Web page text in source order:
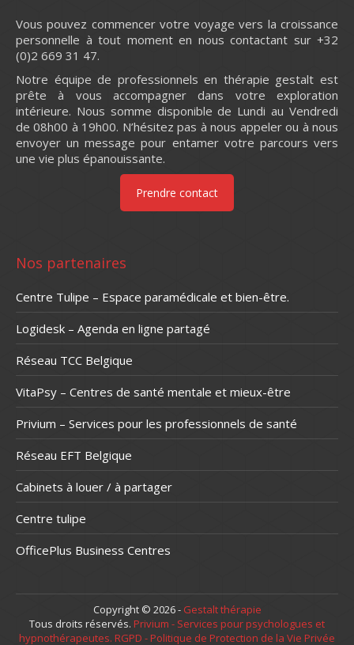
Vous pouvez commencer votre voyage vers la croissance
personnelle à tout moment en nous contactant sur +32
(0)2 669 31 47.
Notre équipe de professionnels en thérapie gestalt est
prête à vous accompagner dans votre exploration
intérieure. Nous somme disponible de Lundi au Vendredi
de 08h00 à 19h00. N’hésitez pas à nous appeler ou à nous
envoyer un message pour entamer votre parcours vers
une vie plus épanouissante.
Prendre contact
Nos partenaires
Centre Tulipe – Espace paramédicale et bien-être.
Logidesk – Agenda en ligne partagé
Réseau TCC Belgique
VitaPsy – Centres de santé mentale et mieux-être
Privium – Services pour les professionnels de santé
Réseau EFT Belgique
Cabinets à louer / à partager
Centre tulipe
OfficePlus Business Centres
Copyright © 2026 - Gestalt thérapie
Tous droits réservés. Privium - Services pour psychologues et
hypnothérapeutes. RGPD - Politique de Protection de la Vie Privée